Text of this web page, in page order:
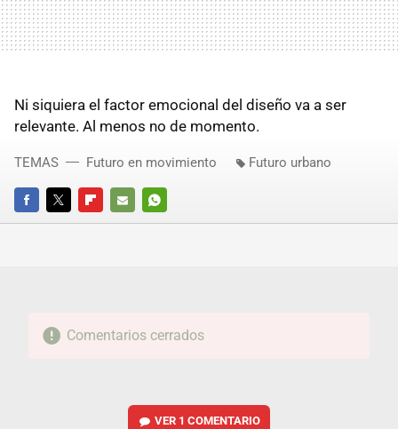
Ni siquiera el factor emocional del diseño va a ser
relevante. Al menos no de momento.
FACEBOOKTWITTERFLIPBOARD
E-
WHATSAPP
TEMAS Futuro en movimiento Futuro urbano
Comentarios cerrados
VER 1 COMENTARIO